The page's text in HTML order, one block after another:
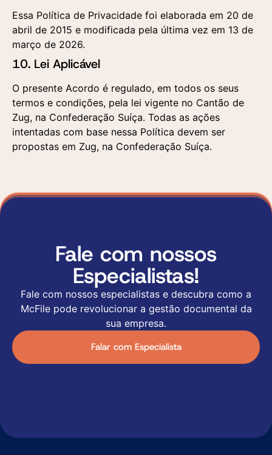
Essa Política de Privacidade foi elaborada em 20 de
abril de 2015 e modificada pela última vez em 13 de
março de 2026.
10. Lei Aplicável
O presente Acordo é regulado, em todos os seus
termos e condições, pela lei vigente no Cantão de
Zug, na Confederação Suíça. Todas as ações
intentadas com base nessa Política devem ser
propostas em Zug, na Confederação Suíça.
Fale com nossos
Especialistas!
Fale com nossos especialistas e descubra como a
McFile pode revolucionar a gestão documental da
sua empresa.
Falar com Especialista